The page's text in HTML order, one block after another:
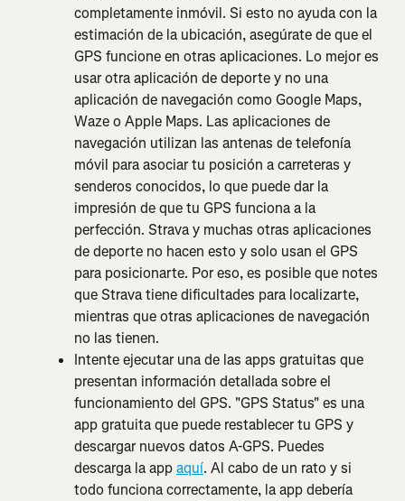
completamente inmóvil. Si esto no ayuda con la
estimación de la ubicación, asegúrate de que el
GPS funcione en otras aplicaciones. Lo mejor es
usar otra aplicación de deporte y no una
aplicación de navegación como Google Maps,
Waze o Apple Maps. Las aplicaciones de
navegación utilizan las antenas de telefonía
móvil para asociar tu posición a carreteras y
senderos conocidos, lo que puede dar la
impresión de que tu GPS funciona a la
perfección. Strava y muchas otras aplicaciones
de deporte no hacen esto y solo usan el GPS
para posicionarte. Por eso, es posible que notes
que Strava tiene dificultades para localizarte,
mientras que otras aplicaciones de navegación
no las tienen.
Intente ejecutar una de las apps gratuitas que
presentan información detallada sobre el
funcionamiento del GPS. "GPS Status" es una
app gratuita que puede restablecer tu GPS y
descargar nuevos datos A-GPS. Puedes
descarga la app aquí. Al cabo de un rato y si
todo funciona correctamente, la app debería